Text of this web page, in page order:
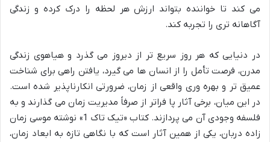
می کند تا خواننده بتواند ارزش هر لحظه را درک کرده و زندگی
آگاهانه تری را تجربه کند.
در دنیایی که هر روز سریع تر از دیروز می گذرد و هیاهوی زندگی
مدرن، فرصت تأمل را از انسان ها می گیرد، یافتن راهی برای شناخت
عمیق تر و بهره وری واقعی از زمان، ضرورتی انکارناپذیر شده است.
در این میان، برخی آثار پا فراتر از صرفاً مدیریت زمان می گذارند و به
فلسفه وجودی آن می پردازند. کتاب «تیک تاک 1» نوشته موسی زمان
زاده دربان، یکی از همین آثار است که با نگاهی تازه به ابعاد زمان،